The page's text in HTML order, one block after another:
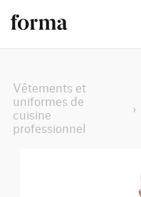
Vêtements et
uniformes de
cuisine
professionnel
›